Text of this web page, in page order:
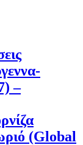
–
(Global